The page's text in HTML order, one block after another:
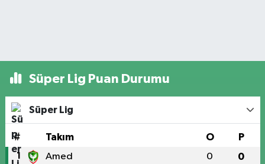
Süper Lig Puan Durumu
Süper Lig
# Takım O P
1 Amed 0 0